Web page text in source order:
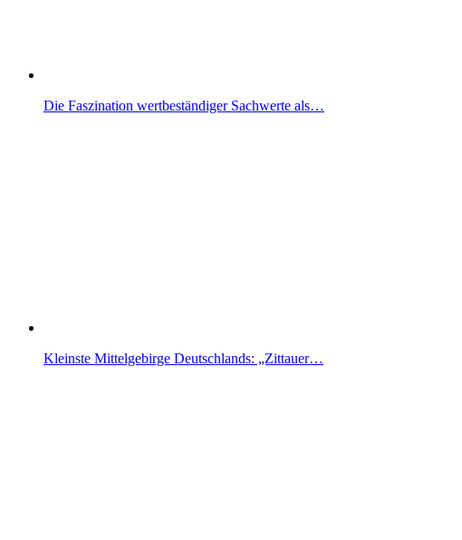
Die Faszination wertbeständiger Sachwerte als…
Kleinste Mittelgebirge Deutschlands: „Zittauer…